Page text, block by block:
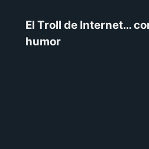
El Troll de Internet…
humor